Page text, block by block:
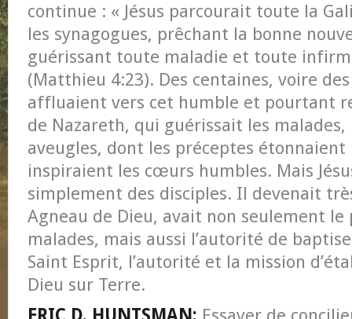
continue : « Jésus parcourait toute la
les synagogues, prêchant la bonne
guérissant toute maladie et toute
(Matthieu 4:23). Des centaines, voire
affluaient vers cet humble et pourtant
de Nazareth, qui guérissait les
aveugles, dont les préceptes étonnaient
inspiraient les cœurs humbles. Mais
simplement des disciples. Il devenait
Agneau de Dieu, avait non seulement
malades, mais aussi l’autorité de
Saint Esprit, l’autorité et la mission
Dieu sur Terre.